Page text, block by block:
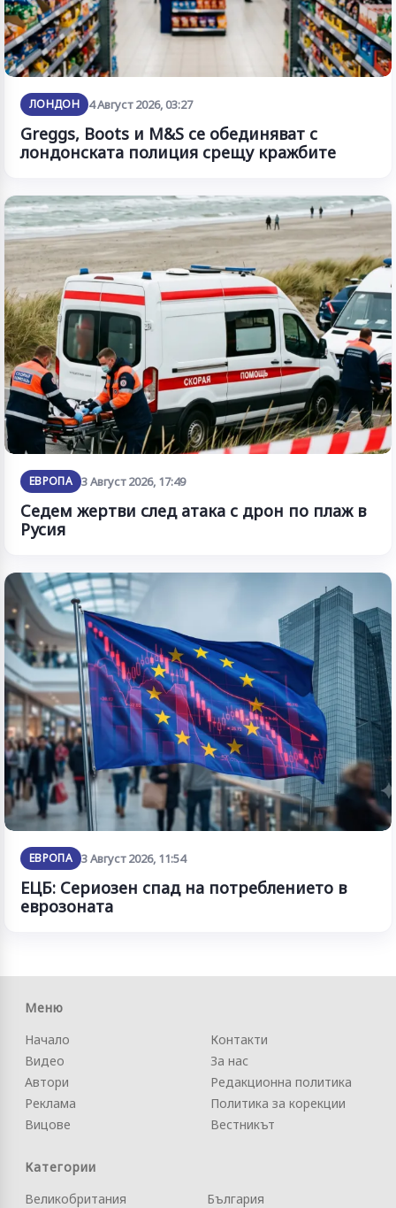
ЛОНДОН 4 Август 2026, 03:27
Greggs, Boots и M&S се обединяват с
лондонската полиция срещу кражбите
ЕВРОПА 3 Август 2026, 17:49
Седем жертви след атака с дрон по плаж в
Русия
ЕВРОПА 3 Август 2026, 11:54
ЕЦБ: Сериозен спад на потреблението в
еврозоната
Меню
Начало
Видео
Автори
Реклама
Вицове
Контакти
За нас
Редакционна политика
Политика за корекции
Вестникът
Категории
Великобритания
България